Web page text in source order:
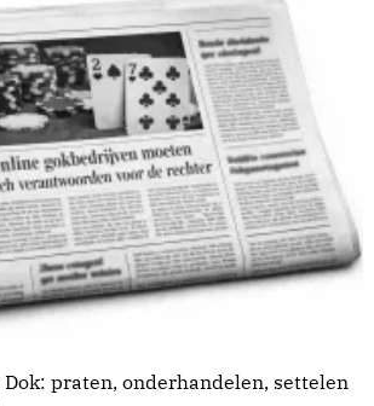
Dok: praten, onderhandelen, settelen